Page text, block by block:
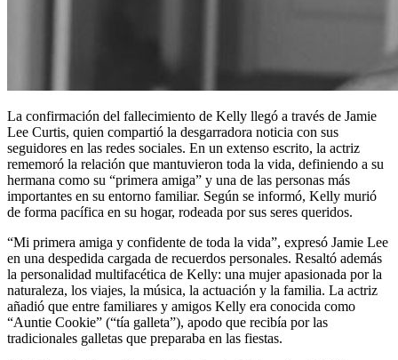
La confirmación del fallecimiento de Kelly llegó a través de Jamie
Lee Curtis, quien compartió la desgarradora noticia con sus
seguidores en las redes sociales. En un extenso escrito, la actriz
rememoró la relación que mantuvieron toda la vida, definiendo a su
hermana como su “primera amiga” y una de las personas más
importantes en su entorno familiar. Según se informó, Kelly murió
de forma pacífica en su hogar, rodeada por sus seres queridos.
“Mi primera amiga y confidente de toda la vida”, expresó Jamie Lee
en una despedida cargada de recuerdos personales. Resaltó además
la personalidad multifacética de Kelly: una mujer apasionada por la
naturaleza, los viajes, la música, la actuación y la familia. La actriz
añadió que entre familiares y amigos Kelly era conocida como
“Auntie Cookie” (“tía galleta”), apodo que recibía por las
tradicionales galletas que preparaba en las fiestas.